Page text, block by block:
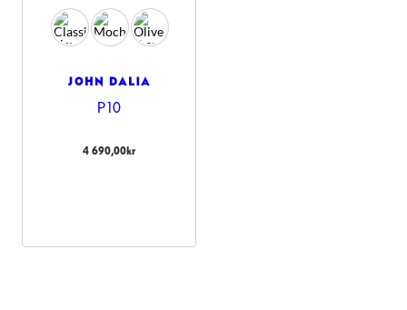
JOHN DALIA
P10
4 690,00kr
De behövs